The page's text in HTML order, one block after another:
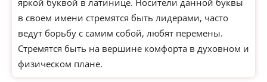
яркой буквой в латинице. Носители данной буквы
в своем имени стремятся быть лидерами, часто
ведут борьбу с самим собой, любят перемены.
Стремятся быть на вершине комфорта в духовном и
физическом плане.